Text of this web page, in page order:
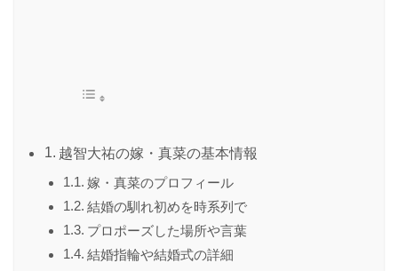
越智大祐の嫁・真菜の基本情報
嫁・真菜のプロフィール
結婚の馴れ初めを時系列で
プロポーズした場所や言葉
結婚指輪や結婚式の詳細